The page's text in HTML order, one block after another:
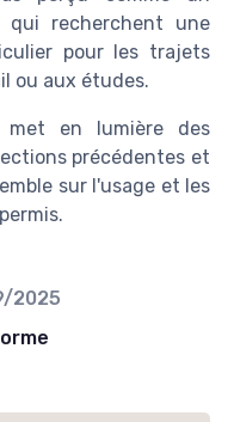
qui recherchent une
pour les trajets
ou aux études.
met en lumière des
précédentes et
sur l'usage et les
2025